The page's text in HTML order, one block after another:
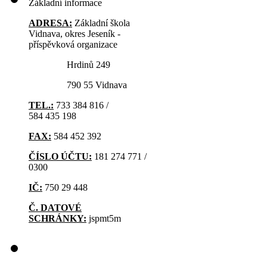
Základní informace
ADRESA: Základní škola
Vidnava, okres Jeseník -
příspěvková organizace
Hrdinů 249
790 55 Vidnava
TEL.: 733 384 816 /
584 435 198
FAX: 584 452 392
ČÍSLO ÚČTU: 181 274 771 /
0300
IČ: 750 29 448
Č. DATOVÉ
SCHRÁNKY: jspmt5m